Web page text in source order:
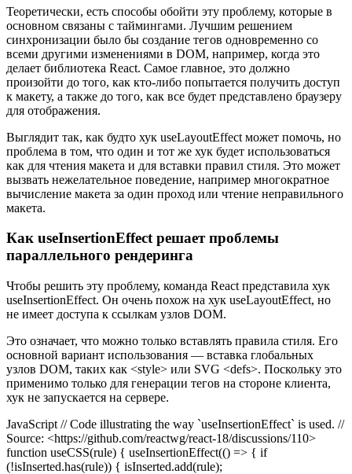
Теоретически, есть способы обойти эту проблему, которые в
основном связаны с таймингами. Лучшим решением
синхронизации было бы создание тегов одновременно со
всеми другими изменениями в DOM, например, когда это
делает библиотека React. Самое главное, это должно
произойти до того, как кто-либо попытается получить доступ
к макету, а также до того, как все будет представлено браузеру
для отображения.
Выглядит так, как будто хук useLayoutEffect может помочь, но
проблема в том, что один и тот же хук будет использоваться
как для чтения макета и для вставки правил стиля. Это может
вызвать нежелательное поведение, например многократное
вычисление макета за один проход или чтение неправильного
макета.
Как useInsertionEffect решает проблемы
параллельного рендеринга
Чтобы решить эту проблему, команда React представила хук
useInsertionEffect. Он очень похож на хук useLayoutEffect, но
не имеет доступа к ссылкам узлов DOM.
Это означает, что можно только вставлять правила стиля. Его
основной вариант использования — вставка глобальных
узлов DOM, таких как <style> или SVG <defs>. Поскольку это
применимо только для генерации тегов на стороне клиента,
хук не запускается на сервере.
JavaScript // Code illustrating the way `useInsertionEffect` is used. //
Source: <https://github.com/reactwg/react-18/discussions/110>
function useCSS(rule) { useInsertionEffect(() => { if
(!isInserted.has(rule)) { isInserted.add(rule);